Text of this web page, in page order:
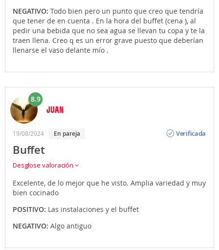
NEGATIVO: Todo bien pero un punto que creo que tendría
que tener de en cuenta . En la hora del buffet (cena ), al
pedir una bebida que no sea agua se llevan tu copa y te la
traen llena. Creo q es un error grave puesto que deberían
llenarse el vaso delante mío .
8.9
JUAN
19/08/2024 en pareja
Verificada
Buffet
Desglose valoración
Excelente, de lo mejor que he visto. Amplia variedad y muy
bien cocinado
POSITIVO: Las instalaciones y el buffet
NEGATIVO: Algo antiguo